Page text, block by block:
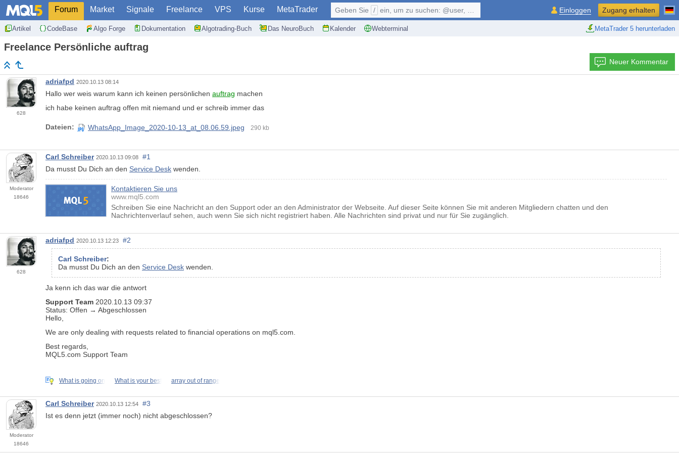
Forum Market Signale Freelance VPS Kurse MetaTrader
Artikel CodeBase Algo Forge Dokumentation Algotrading-Buch Das NeuroBuch Kalender Webterminal MetaTrader 5 herunterladen
Geben Sie / ein, um zu suchen: @user, $symbol, ... Einloggen Zugang erhalten
Freelance Persönliche auftrag
Neuer Kommentar
628
adriafpd 2020.10.13 08:14
Hallo wer weis warum kann ich keinen persönlichen auftrag machen
ich habe keinen auftrag offen mit niemand und er schreib immer das
Dateien: WhatsApp_Image_2020-10-13_at_08.06.59.jpeg 290 kb
Moderator
18646
Carl Schreiber 2020.10.13 09:08
#1
Da musst Du Dich an den Service Desk wenden.
Kontaktieren Sie uns
www.mql5.com
Schreiben Sie eine Nachricht an den Support oder an den Administrator der Webseite. Auf dieser Seite können Sie mit anderen Mitgliedern chatten und den
Nachrichtenverlauf sehen, auch wenn Sie sich nicht registriert haben. Alle Nachrichten sind privat und nur für Sie zugänglich.
628
adriafpd 2020.10.13 12:23 #2
Carl Schreiber:
Da musst Du Dich an den Service Desk wenden.
Ja kenn ich das war die antwort
Support Team 2020.10.13 09:37
Status: Offen → Abgeschlossen
Hello,
We are only dealing with requests related to financial operations on mql5.com.
Best regards,
MQL5.com Support Team
What is going on What is your best array out of range
Moderator
18646
Carl Schreiber 2020.10.13 12:54
#3
Ist es denn jetzt (immer noch) nicht abgeschlossen?